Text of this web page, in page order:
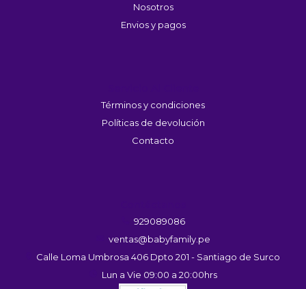
Nosotros
Envios y pagos
Términos y condiciones
Políticas de devolución
Contacto
929089086
ventas@babyfamily.pe
Calle Loma Umbrosa 406 Dpto 201 - Santiago de Surco
Lun a Vie 09:00 a 20:00hrs